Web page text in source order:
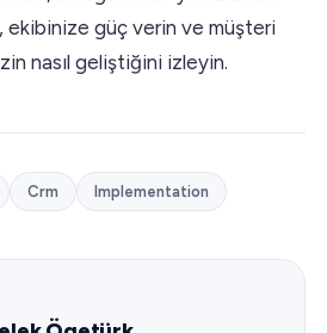
ekibinize güç verin ve müşteri
nasıl geliştiğini izleyin.
Crm Implementation